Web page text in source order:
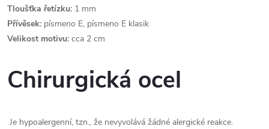
Tloušťka řetízku: 1 mm
Přívěsek: písmeno E, písmeno E klasik
Velikost motivu: cca 2 cm
Chirurgická ocel
Je hypoalergenní, tzn., že nevyvolává žádné alergické reakce.